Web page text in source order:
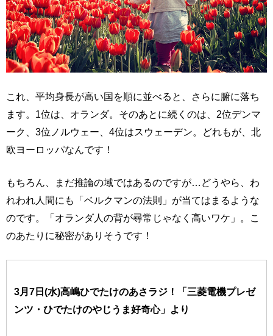
これ、平均身長が高い国を順に並べると、さらに腑に落ち
ます。1位は、オランダ。そのあとに続くのは、2位デンマ
ーク、3位ノルウェー、4位はスウェーデン。どれもが、北
欧ヨーロッパなんです！
もちろん、まだ推論の域ではあるのですが…どうやら、わ
れわれ人間にも「ベルクマンの法則」が当てはまるような
のです。「オランダ人の背が尋常じゃなく高いワケ」。こ
のあたりに秘密がありそうです！
3月7日(水)高嶋ひでたけのあさラジ！「三菱電機プレゼ
ンツ・ひでたけのやじうま好奇心」より